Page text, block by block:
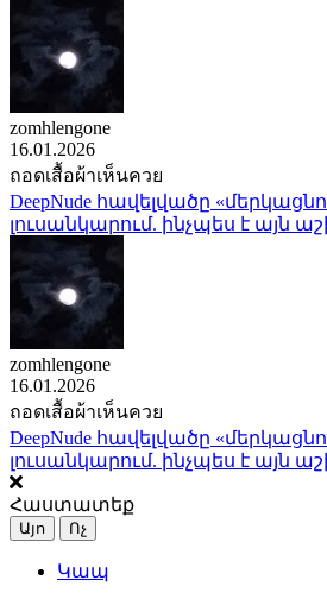
zomhlengone
16.01.2026
ถอดเสื้อผ้าเห็นควย
DeepNude հավելվածը
լուսանկարում. ինչպես է այն
zomhlengone
16.01.2026
ถอดเสื้อผ้าเห็นควย
DeepNude հավելվածը
լուսանկարում. ինչպես է այն
Հաստատեք
Այո Ոչ
Կապ